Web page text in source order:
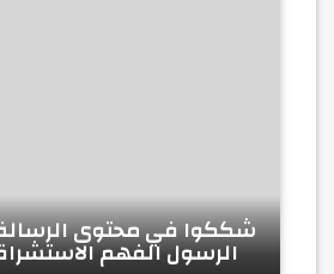
شككوا في محتوى
الرسول الفهم